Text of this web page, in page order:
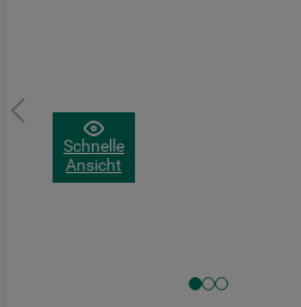
Schnelle
Ansicht